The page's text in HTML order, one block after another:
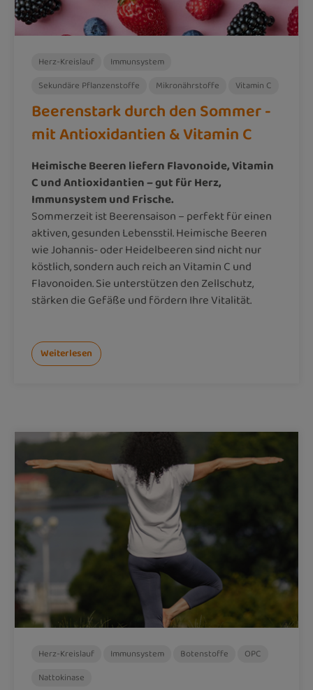
Herz-Kreislauf
Immunsystem
Sekundäre Pflanzenstoffe
Mikronährstoffe Vitamin C
Beerenstark durch den Sommer -
mit Antioxidantien & Vitamin C
Heimische Beeren liefern Flavonoide, Vitamin
C und Antioxidantien – gut für Herz,
Immunsystem und Frische.
Sommerzeit ist Beerensaison – perfekt für einen
aktiven, gesunden Lebensstil. Heimische Beeren
wie Johannis- oder Heidelbeeren sind nicht nur
köstlich, sondern auch reich an Vitamin C und
Flavonoiden. Sie unterstützen den Zellschutz,
stärken die Gefäße und fördern Ihre Vitalität.
Weiterlesen
Herz-Kreislauf Immunsystem Botenstoffe
OPC
Nattokinase